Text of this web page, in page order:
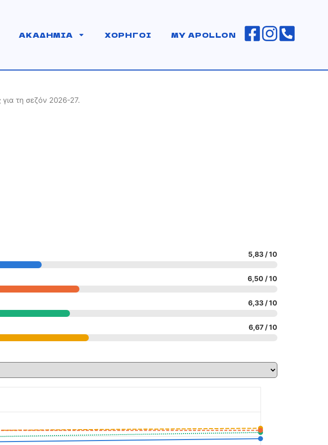
ΑΚΑΔΗΜΙΑ ΧΟΡΗΓΟΙ MY APOLLON
τη σεζόν 2026-27.
5,83 / 10
6,50 / 10
6,33 / 10
6,67 / 10